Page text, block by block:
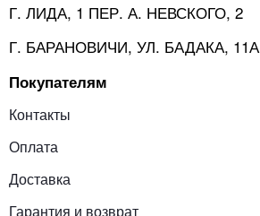
Г. ЛИДА, 1 ПЕР. А. НЕВСКОГО, 2
Г. БАРАНОВИЧИ, УЛ. БАДАКА, 11А
Покупателям
Контакты
Оплата
Доставка
Гарантия и возврат